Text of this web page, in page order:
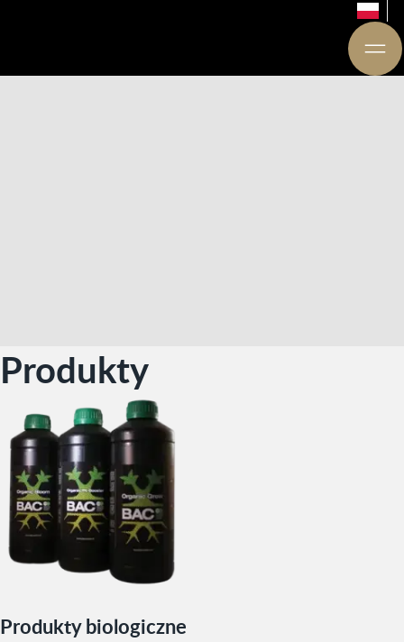
Produkty
Produkty biologiczne